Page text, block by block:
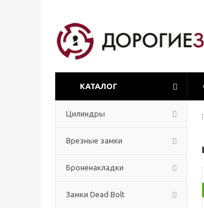
КАТАЛОГ
Цилиндры
Врезные замки
Броненакладки
Замки Dead Bolt